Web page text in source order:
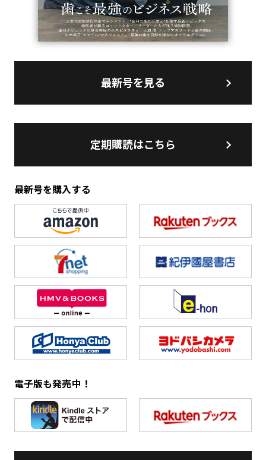
最新号を見る
定期購読はこちら
最新号を購入する
電子版も発売中！